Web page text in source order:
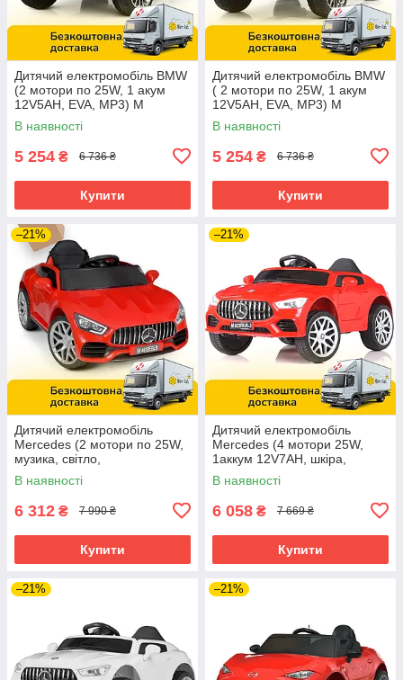
Дитячий електромобіль BMW
(2 мотори по 25W, 1 акум
12V5AH, EVA, MP3) M
3987EBLR-3 Червоний
В наявності
5 254 ₴ 6 736 ₴
Купити
Дитячий електромобіль BMW
( 2 мотори по 25W, 1 акум
12V5AH, EVA, MP3) M
3987EBLR-1 Білий
В наявності
5 254 ₴ 6 736 ₴
Купити
–21%
Дитячий електромобіль
Mercedes (2 мотори по 25W,
музика, світло,
аккум.12V7AH) Bambi M
4612EBLR-3 Червоний
В наявності
6 312 ₴ 7 990 ₴
Купити
–21%
Дитячий електромобіль
Mercedes (4 мотори 25W,
1аккум 12V7AH, шкіра,
музика, світло, EVA) M
4823EBLR-3 Червоний
В наявності
6 058 ₴ 7 669 ₴
Купити
–21% –21%